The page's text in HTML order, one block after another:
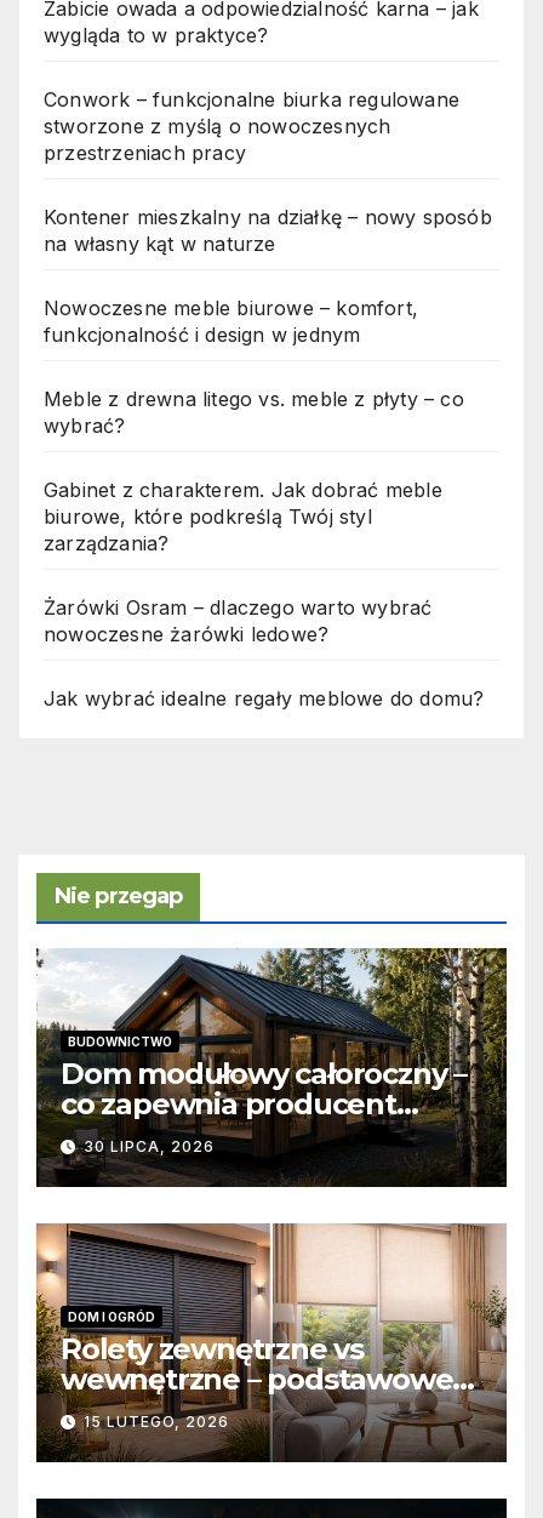
Zabicie owada a odpowiedzialność karna – jak
wygląda to w praktyce?
Conwork – funkcjonalne biurka regulowane
stworzone z myślą o nowoczesnych
przestrzeniach pracy
Kontener mieszkalny na działkę – nowy sposób
na własny kąt w naturze
Nowoczesne meble biurowe – komfort,
funkcjonalność i design w jednym
Meble z drewna litego vs. meble z płyty – co
wybrać?
Gabinet z charakterem. Jak dobrać meble
biurowe, które podkreślą Twój styl
zarządzania?
Żarówki Osram – dlaczego warto wybrać
nowoczesne żarówki ledowe?
Jak wybrać idealne regały meblowe do domu?
Nie przegap
BUDOWNICTWO
Dom modułowy całoroczny –
co zapewnia producent
domów modułowych?
30 LIPCA, 2026
DOM I OGRÓD
Rolety zewnętrzne vs
wewnętrzne – podstawowe
różnice konstrukcyjne i
funkcjonalne
15 LUTEGO, 2026